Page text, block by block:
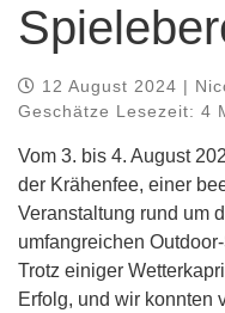
12 August 2024 |
Geschätze Lesezeit: 4
Vom 3. bis 4. August
der Krähenfee, einer
Veranstaltung rund um
umfangreichen
Trotz einiger
Erfolg, und wir konnten